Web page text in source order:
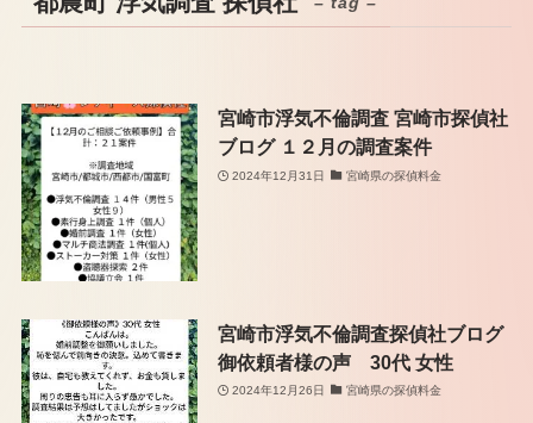
宮崎市浮気不倫調査 宮崎市探偵社
ブログ １２月の調査案件
2024年12月31日 宮崎県の探偵料金
宮崎市浮気不倫調査探偵社ブログ
御依頼者様の声 30代 女性
2024年12月26日 宮崎県の探偵料金